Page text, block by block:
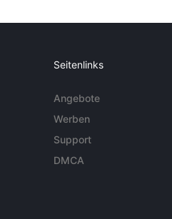
Seitenlinks
Angebote
Werben
Support
DMCA